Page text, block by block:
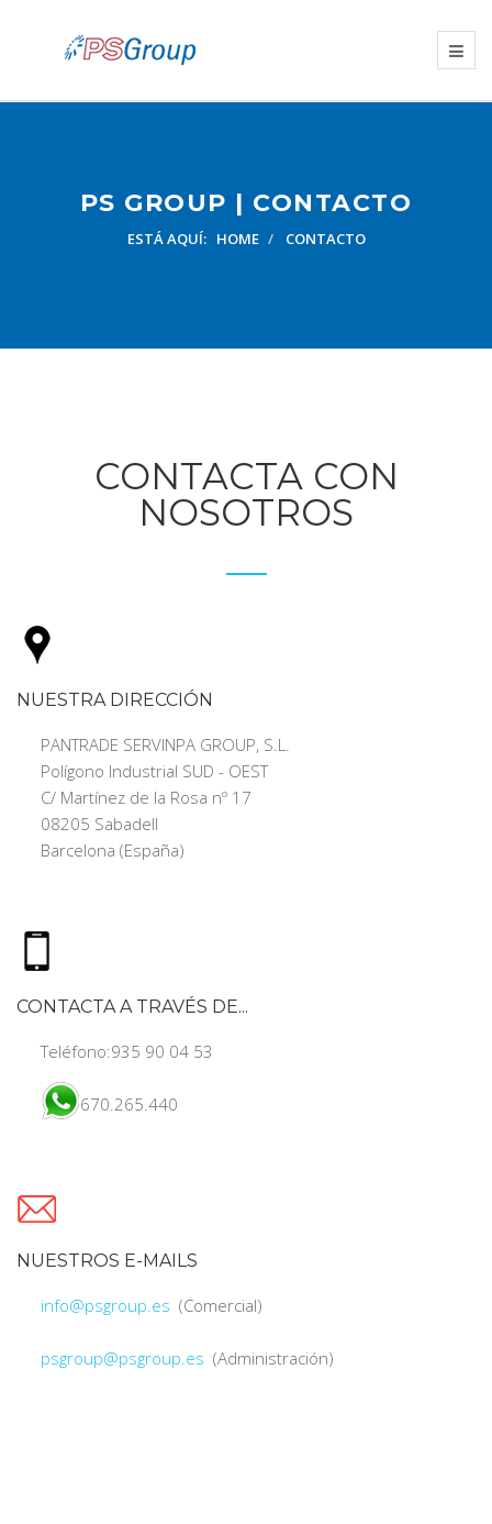
PS GROUP | CONTACTO
ESTÁ AQUÍ: HOME CONTACTO
CONTACTA CON
NOSOTROS
NUESTRA DIRECCIÓN
PANTRADE SERVINPA GROUP, S.L.
Polígono Industrial SUD - OEST
C/ Martínez de la Rosa nº 17
08205 Sabadell
Barcelona (España)
CONTACTA A TRAVÉS DE...
Teléfono:935 90 04 53
670.265.440
NUESTROS E-MAILS
info@psgroup.es (Comercial)
psgroup@psgroup.es (Administración)